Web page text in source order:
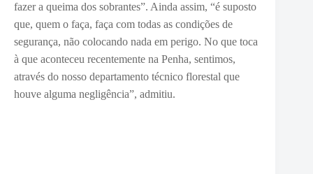
fazer a queima dos sobrantes”. Ainda assim, “é suposto
que, quem o faça, faça com todas as condições de
segurança, não colocando nada em perigo. No que toca
à que aconteceu recentemente na Penha, sentimos,
através do nosso departamento técnico florestal que
houve alguma negligência”, admitiu.